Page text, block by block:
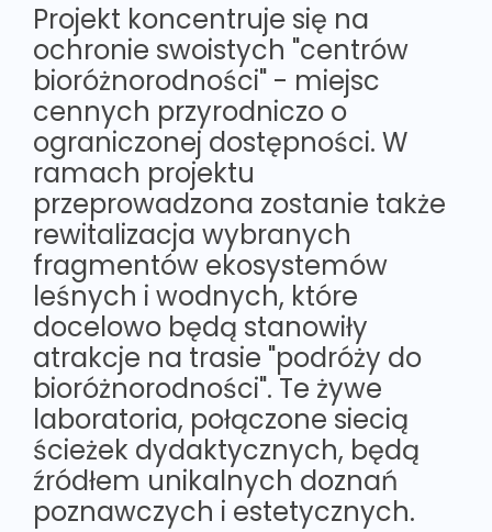
Projekt koncentruje się na
ochronie swoistych "centrów
bioróżnorodności" - miejsc
cennych przyrodniczo o
ograniczonej dostępności. W
ramach projektu
przeprowadzona zostanie także
rewitalizacja wybranych
fragmentów ekosystemów
leśnych i wodnych, które
docelowo będą stanowiły
atrakcje na trasie "podróży do
bioróżnorodności". Te żywe
laboratoria, połączone siecią
ścieżek dydaktycznych, będą
źródłem unikalnych doznań
poznawczych i estetycznych.